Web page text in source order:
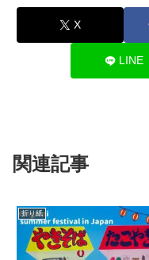
X
LINE
関連記事
折り紙